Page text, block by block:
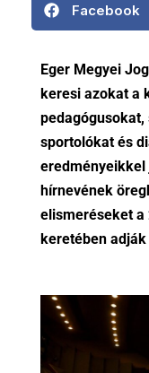
Facebook
Eger Megyei
keresi azokat a
sportolókat és
eredményeikkel
hírnevének
elismeréseket a
keretében adják